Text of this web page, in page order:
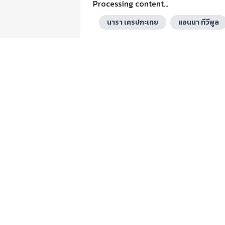
Processing content...
นารา เครปกะเทย แอนนา ทีวีพูล